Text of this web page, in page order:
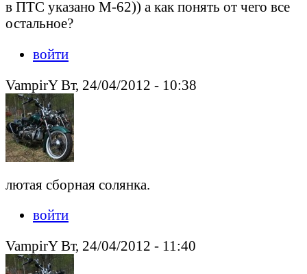
в ПТС указано М-62)) а как понять от чего все
остальное?
войти
VampirY Вт, 24/04/2012 - 10:38
лютая сборная солянка.
войти
VampirY Вт, 24/04/2012 - 11:40